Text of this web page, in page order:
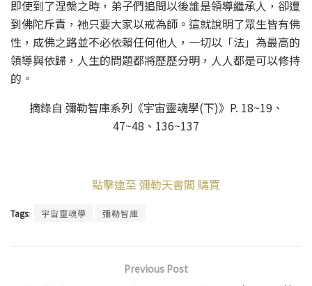
即使到了涅槃之時，弟子們追問以後誰是領導繼承人，卻遭
到佛陀斥責，祂只要大家以戒為師。這就說明了眾生皆有佛
性，成佛之路並不必依賴任何他人，一切以「法」為最高的
領導與依歸，人生的問題都將歷歷分明，人人都是可以修持
的。
摘錄自 彌勒智庫系列《宇宙靈魂學(下)》P. 18~19、
47~48、136~137
點擊連至 彌勒天書閣 購買
Tags: 宇宙靈魂學 彌勒智庫
Previous Post